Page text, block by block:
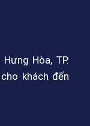
Hòa, TP.
khách đến